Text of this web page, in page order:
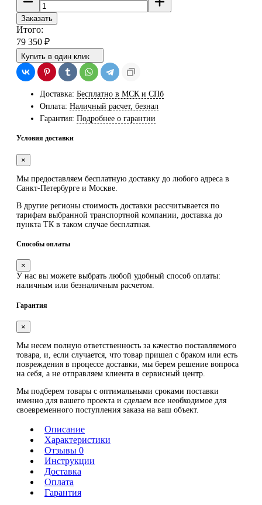
Заказать
Итого:
79 350 ₽
Купить в один клик
Доставка: Бесплатно в МСК и СПб
Оплата: Наличный расчет, безнал
Гарантия: Подробнее о гарантии
Условия доставки
×
Мы предоставляем бесплатную доставку до любого адреса в
Санкт-Петербурге и Москве.
В другие регионы стоимость доставки рассчитывается по
тарифам выбранной транспортной компании, доставка до
пункта ТК в таком случае бесплатная
Способы оплаты
×
У нас вы можете выбрать любой удобный способ оплаты:
наличным или безналичным расчетом.
Гарантия
×
Мы несем полную ответственность за качество поставляемого
товара, и, если случается, что товар пришел с браком или есть
повреждения в процессе доставки, мы берем решение вопроса
на себя, а не отправляем клиента в сервисный центр.
Мы подберем товары с оптимальными сроками поставки
именно для вашего проекта и сделаем все необходимое для
своевременного поступления заказа на ваш объект.
Описание
Характеристики
Отзывы 0
Инструкции
Доставка
Оплата
Гарантия